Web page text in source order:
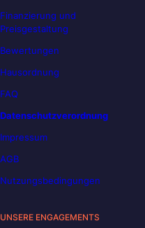
Finanzierung und
Preisgestaltung
Bewertungen
Hausordnung
FAQ
Datenschutzverordnung
Impressum
AGB
Nutzungsbedingungen
UNSERE ENGAGEMENTS